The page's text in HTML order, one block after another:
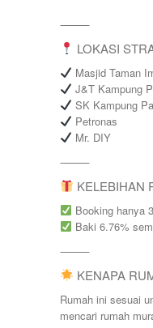
⸻
LOKASI
Masjid Taman
J&T Kampung
SK Kampung
Petronas
Mr. DIY
⸻
KELEBIHAN
Booking hanya
Baki 6.76%
⸻
KENAPA
Rumah ini sesuai
mencari rumah